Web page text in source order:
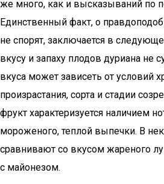
же много, как и высказываний по
Единственный факт, о
не спорят, заключается в
вкусу и запаху плодов дуриана не
вкуса может зависеть от условий
произрастания, сорта и стадии
фрукт характеризуется наличием
мороженого, теплой выпечки. В
сравнивают со вкусом жареного
с майонезом.